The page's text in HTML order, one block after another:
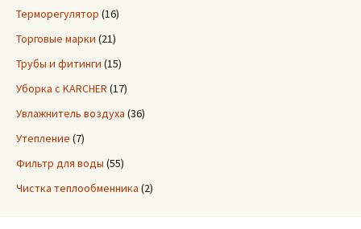
Терморегулятор (16)
Торговые марки (21)
Трубы и фитинги (15)
Уборка с KARCHER (17)
Увлажнитель воздуха (36)
Утепление (7)
Фильтр для воды (55)
Чистка теплообменника (2)